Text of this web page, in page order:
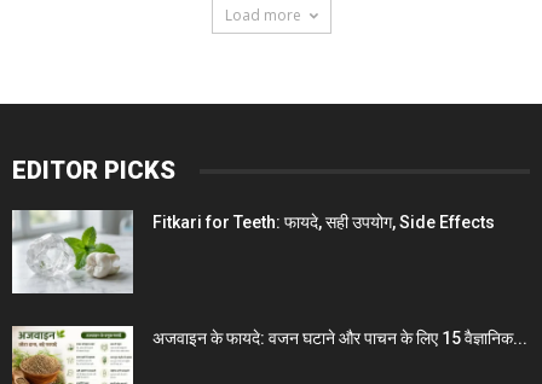
Load more
EDITOR PICKS
Fitkari for Teeth: फायदे, सही उपयोग, Side Effects
अजवाइन के फायदे: वजन घटाने और पाचन के लिए 15 वैज्ञानिक...